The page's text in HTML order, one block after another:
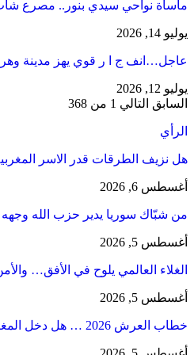
مأساة نواحي سيدي بنور.. مصرع
يوليو 14, 2026
عاجل…انف ج ا ر قوي يهز مدينة
يوليو 12, 2026
السابق التالي 1 من 368
الرأي
هل نزيف الطرقات قدر الاسر
أغسطس 6, 2026
من شبّاك سوريا يدير حزب الله وجهه
أغسطس 5, 2026
الغلاء العالمي يلوح في الأفق…
أغسطس 5, 2026
خطاب العرش 2026 … هل دخل المغرب مرحلة الدولة…